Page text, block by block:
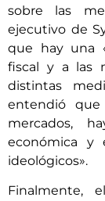
sobre las
ejecutivo de
que hay una
fiscal y a las
distintas
entendió
mercados,
económica y
ideológicos».
Finalmente,